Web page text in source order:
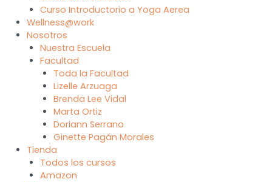
Curso Introductorio a Yoga Aerea
Wellness@work
Nosotros
Nuestra Escuela
Facultad
Toda la Facultad
Lizelle Arzuaga
Brenda Lee Vidal
Marta Ortiz
Doriann Serrano
Ginette Pagán Morales
Tienda
Todos los cursos
Amazon